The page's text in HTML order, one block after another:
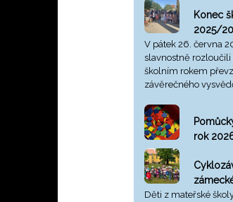
Konec
2025/
V pátek 26. června
slavnostně
školním rokem
závěrečného
rok
Děti z mateřské